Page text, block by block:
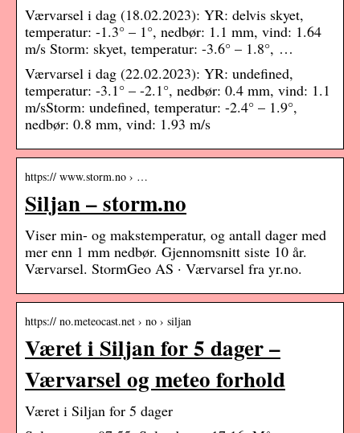
Værvarsel i dag (18.02.2023): YR: delvis skyet,
temperatur: -1.3° – 1°, nedbør: 1.1 mm, vind: 1.64
m/s Storm: skyet, temperatur: -3.6° – 1.8°, …
Værvarsel i dag (22.02.2023): YR: undefined,
temperatur: -3.1° – -2.1°, nedbør: 0.4 mm, vind: 1.1
m/sStorm: undefined, temperatur: -2.4° – 1.9°,
nedbør: 0.8 mm, vind: 1.93 m/s
https:// www.storm.no › …
Siljan – storm.no
Viser min- og makstemperatur, og antall dager med
mer enn 1 mm nedbør. Gjennomsnitt siste 10 år.
Værvarsel. StormGeo AS · Værvarsel fra yr.no.
https:// no.meteocast.net › no › siljan
Været i Siljan for 5 dager –
Værvarsel og meteo forhold
Været i Siljan for 5 dager